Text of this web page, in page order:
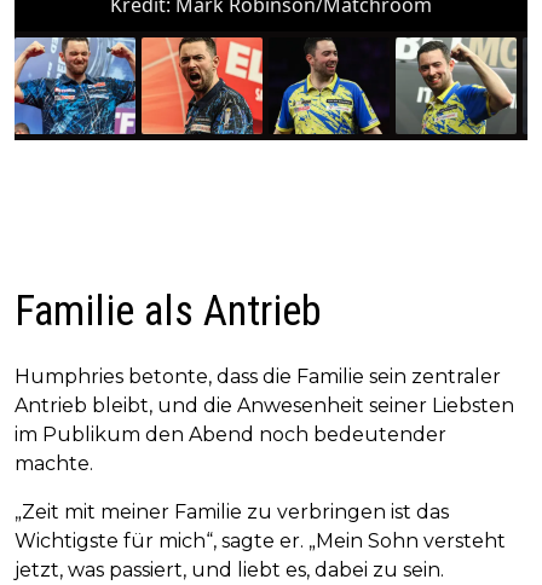
Familie als Antrieb
Humphries betonte, dass die Familie sein zentraler
Antrieb bleibt, und die Anwesenheit seiner Liebsten
im Publikum den Abend noch bedeutender
machte.
„Zeit mit meiner Familie zu verbringen ist das
Wichtigste für mich“, sagte er. „Mein Sohn versteht
jetzt, was passiert, und liebt es, dabei zu sein.